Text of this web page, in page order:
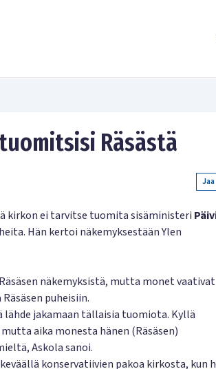
Räsästä
Jaa
kirkon ei tarvitse tuomita sisäministeri
Hän kertoi näkemyksestään Ylen
näkemyksistä, mutta monet vaativat
puheisiin.
lähde jakamaan tällaisia tuomiota. Kyllä
aika monesta hänen (Räsäsen)
Askola sanoi.
konservatiivien pakoa kirkosta, kun